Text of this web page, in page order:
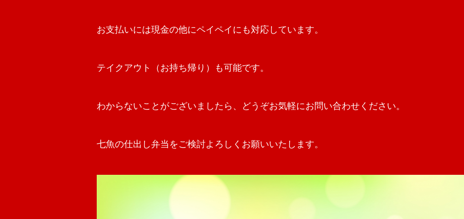
お支払いには現金の他にペイペイにも対応しています。
テイクアウト（お持ち帰り）も可能です。
わからないことがございましたら、どうぞお気軽にお問い合わせください。
七魚の仕出し弁当をご検討よろしくお願いいたします。